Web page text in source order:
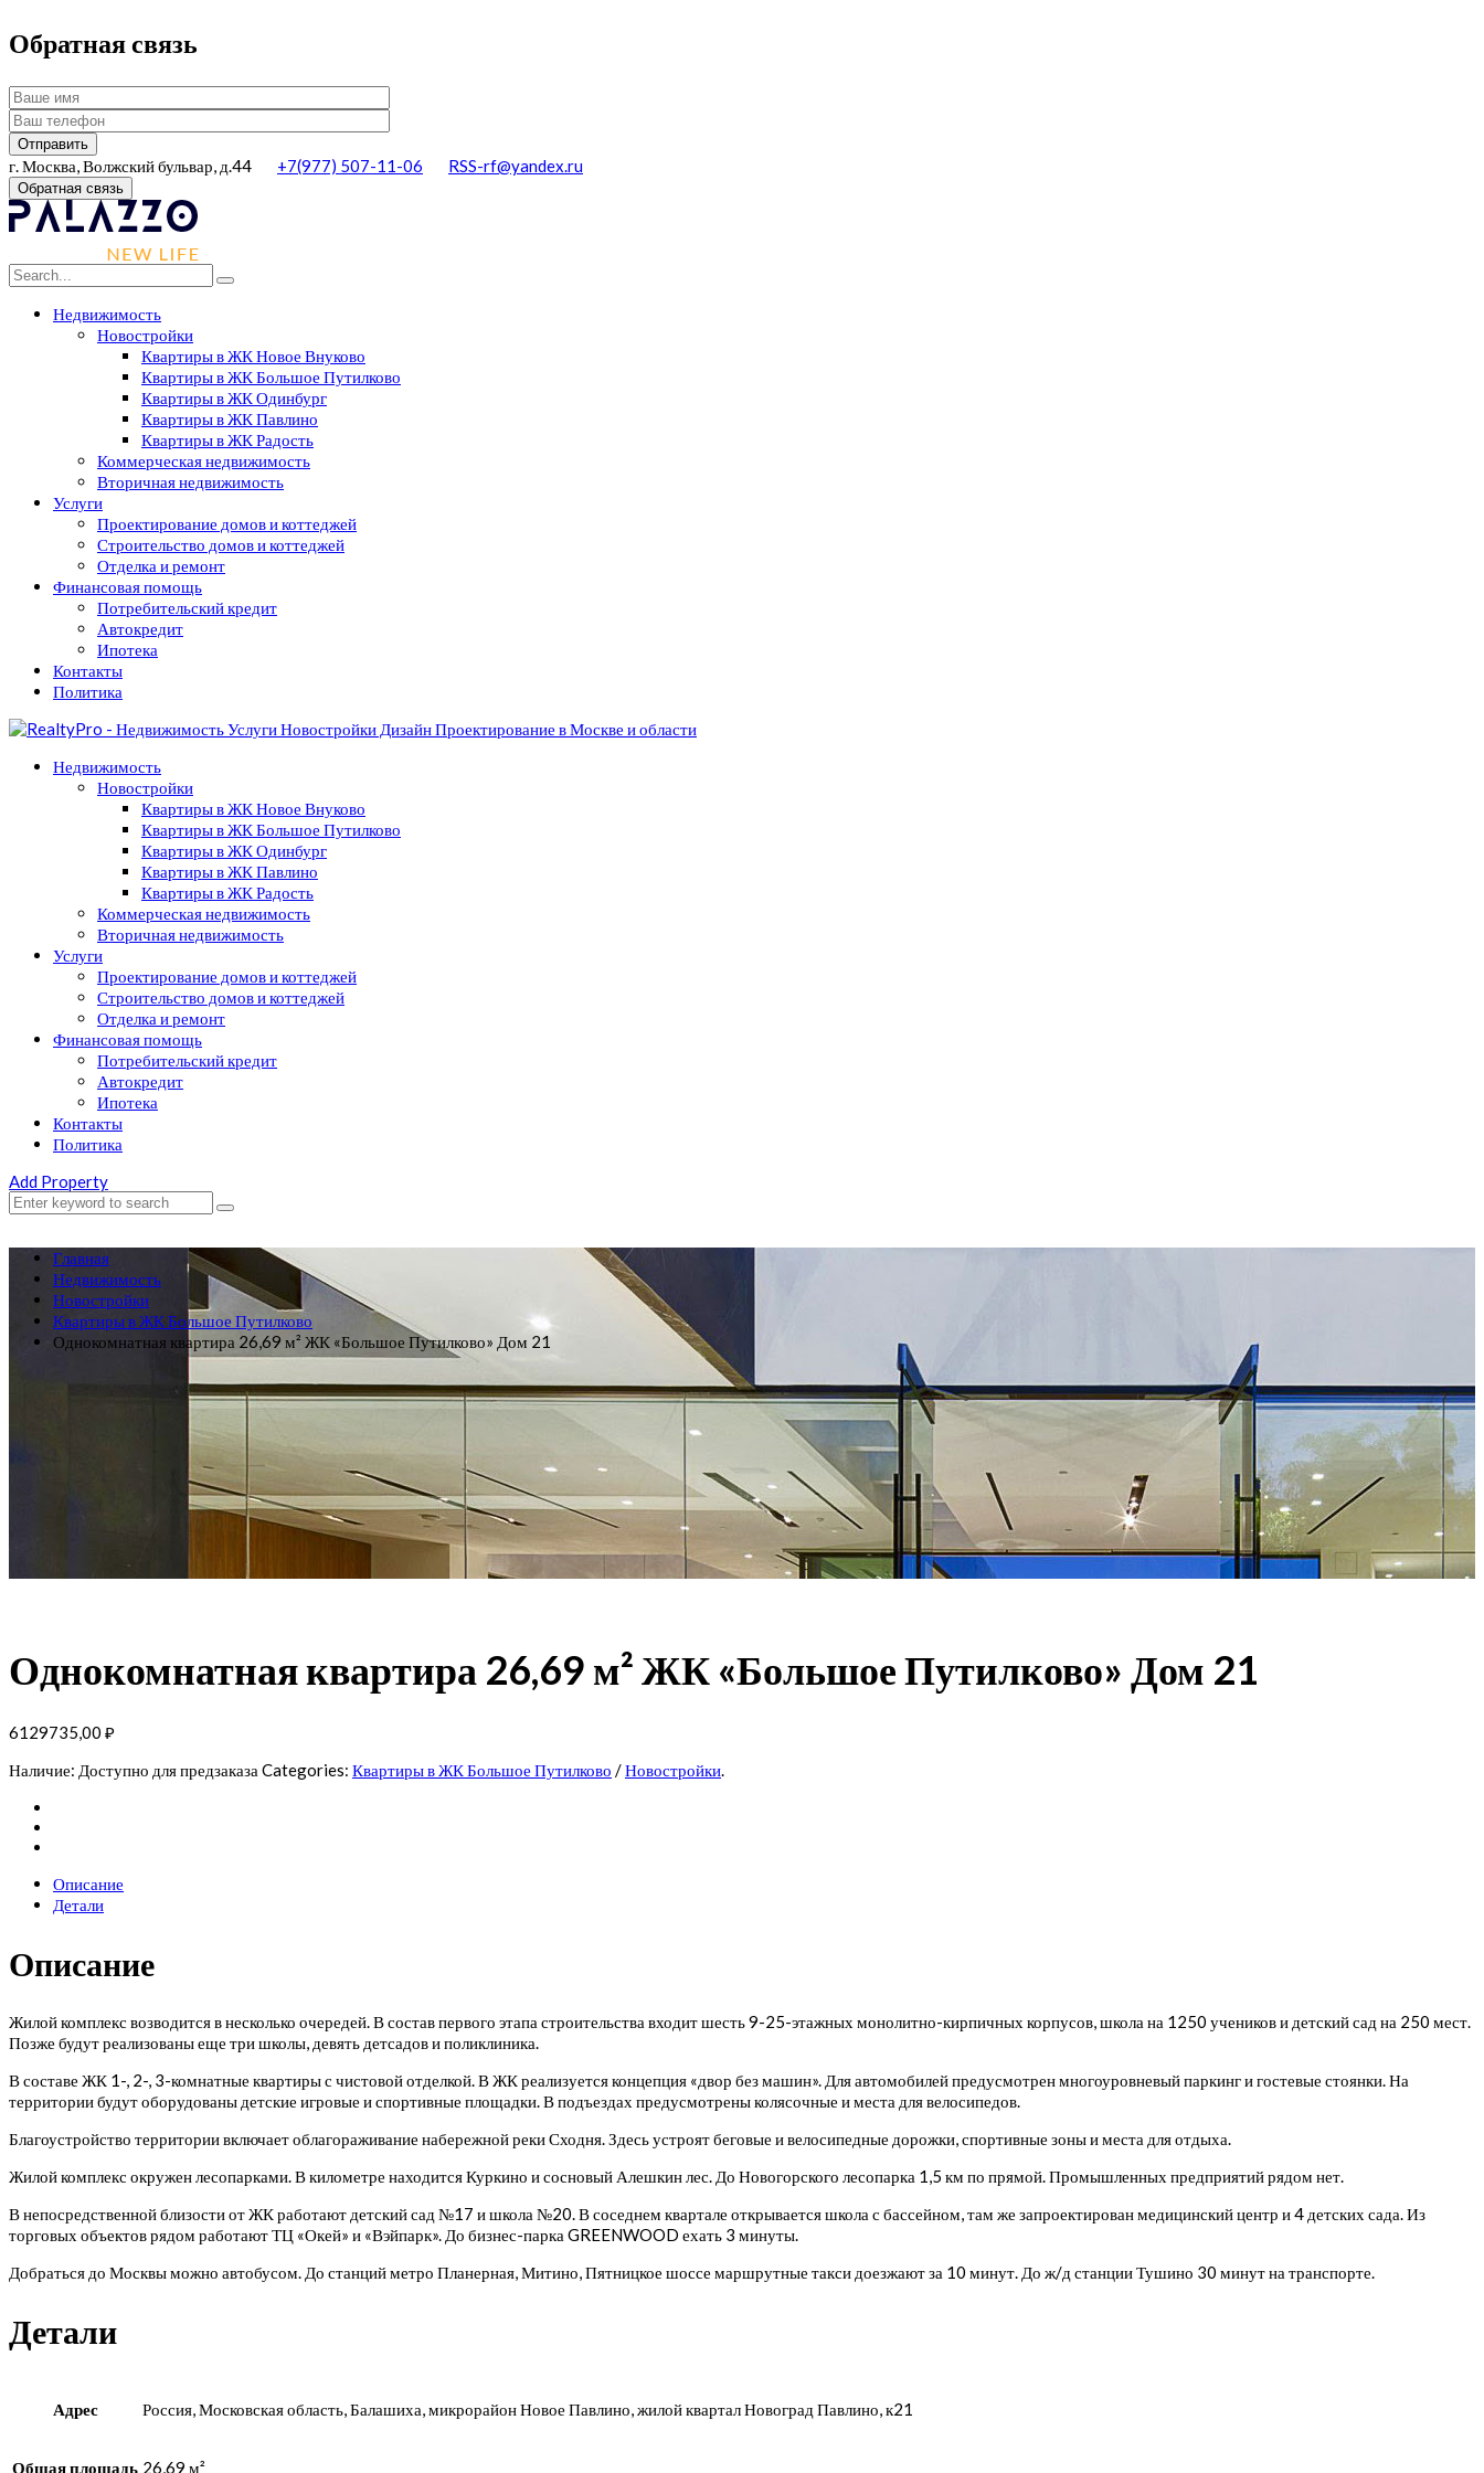
Обратная связь
г. Москва, Волжский бульвар, д.44 +7(977) 507-11-06 RSS-rf@yandex.ru
Обратная связь
Недвижимость
Новостройки
Квартиры в ЖК Новое Внуково
Квартиры в ЖК Большое Путилково
Квартиры в ЖК Одинбург
Квартиры в ЖК Павлино
Квартиры в ЖК Радость
Коммерческая недвижимость
Вторичная недвижимость
Услуги
Проектирование домов и коттеджей
Строительство домов и коттеджей
Отделка и ремонт
Финансовая помощь
Потребительский кредит
Автокредит
Ипотека
Контакты
Политика
Недвижимость
Новостройки
Квартиры в ЖК Новое Внуково
Квартиры в ЖК Большое Путилково
Квартиры в ЖК Одинбург
Квартиры в ЖК Павлино
Квартиры в ЖК Радость
Коммерческая недвижимость
Вторичная недвижимость
Услуги
Проектирование домов и коттеджей
Строительство домов и коттеджей
Отделка и ремонт
Финансовая помощь
Потребительский кредит
Автокредит
Ипотека
Контакты
Политика
Add Property
Главная
Недвижимость
Новостройки
Квартиры в ЖК Большое Путилково
Однокомнатная квартира 26,69 м² ЖК «Большое Путилково» Дом 21
Однокомнатная квартира 26,69 м² ЖК «Большое Путилково» Дом 21
6129735,00 ₽
Наличие: Доступно для предзаказа Categories: Квартиры в ЖК Большое Путилково /Новостройки.
Описание
Детали
Описание
Жилой комплекс возводится в несколько очередей. В состав первого этапа строительства входит шесть 9-25-этажных монолитно-кирпичных корпусов, школа на 1250 учеников и детский сад на 250 мест.
Позже будут реализованы еще три школы, девять детсадов и поликлиника.
В составе ЖК 1-, 2-, 3-комнатные квартиры с чистовой отделкой. В ЖК реализуется концепция «двор без машин». Для автомобилей предусмотрен многоуровневый паркинг и гостевые стоянки. На
территории будут оборудованы детские игровые и спортивные площадки. В подъездах предусмотрены колясочные и места для велосипедов.
Благоустройство территории включает облагораживание набережной реки Сходня. Здесь устроят беговые и велосипедные дорожки, спортивные зоны и места для отдыха.
Жилой комплекс окружен лесопарками. В километре находится Куркино и сосновый Алешкин лес. До Новогорского лесопарка 1,5 км по прямой. Промышленных предприятий рядом нет.
В непосредственной близости от ЖК работают детский сад №17 и школа №20. В соседнем квартале открывается школа с бассейном, там же запроектирован медицинский центр и 4 детских сада. Из
торговых объектов рядом работают ТЦ «Окей» и «Вэйпарк». До бизнес-парка GREENWOOD ехать 3 минуты.
Добраться до Москвы можно автобусом. До станций метро Планерная, Митино, Пятницкое шоссе маршрутные такси доезжают за 10 минут. До ж/д станции Тушино 30 минут на транспорте.
Детали
Адрес Россия, Московская область, Балашиха, микрорайон Новое Павлино, жилой квартал Новоград Павлино, к21
Общая площадь 26,69 м²